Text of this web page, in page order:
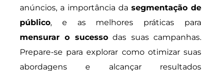
anúncios, a importância da segmentação de
público, e as melhores práticas para
mensurar o sucessodas suas campanhas.
Prepare-se para explorar como otimizar suas
abordagens e alcançar resultados